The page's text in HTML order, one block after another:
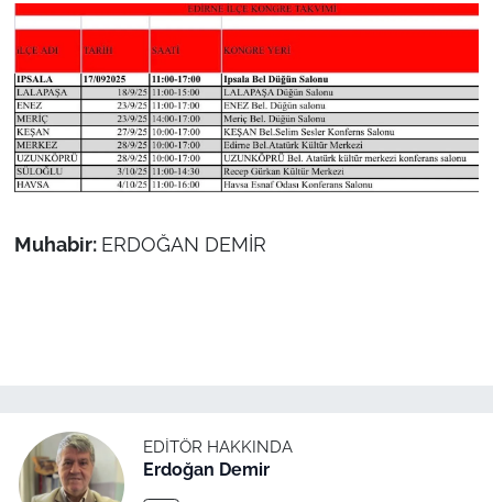
Muhabir: ERDOĞAN DEMİR
EDITÖR HAKKINDA
Erdoğan Demir
ÇANAKKALE
TÜRKİYE
Bölge
Dış Haberler
Magazin